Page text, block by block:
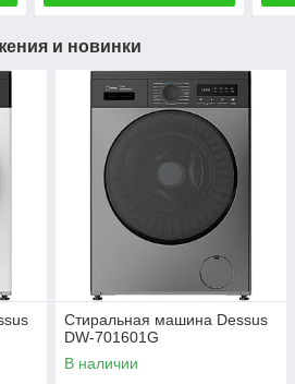
и новинки
Стиральная машина Dessus
DW-701601G
В наличии